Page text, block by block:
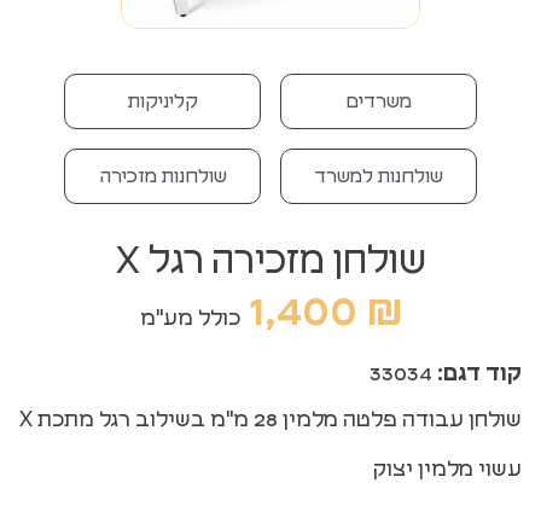
משרדים קליניקות
שולחנות למשרד שולחנות מזכירה
שולחן מזכירה רגל X
1,400 ₪ כולל מע"מ
קוד דגם:
שולחן עבודה פלטה מלמין 28 מ"מ בשילוב רגל מתכת X
עשוי מלמין יצוק